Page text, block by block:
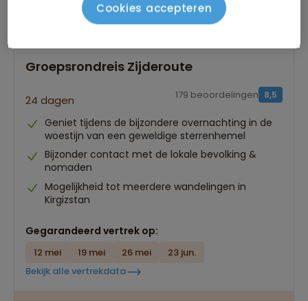
Groepsrondreis Zijderoute
24 dagen 8,5
179 beoordelingen
Geniet tijdens de bijzondere overnachting in de
woestijn van een geweldige sterrenhemel
Bijzonder contact met de lokale bevolking &
nomaden
Mogelijkheid tot meerdere wandelingen in
Kirgizstan
Gegarandeerd vertrek op:
12 mei 19 mei 26 mei
23 jun.
Bekijk alle vertrekdata
Cookies accepteren